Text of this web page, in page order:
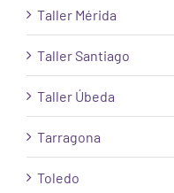
Taller Mérida
Taller Santiago
Taller Úbeda
Tarragona
Toledo